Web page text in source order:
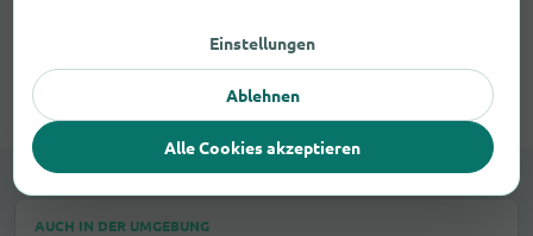
AUCH IN DER UMGEBUNG
Einstellungen
Ablehnen
Alle Cookies akzeptieren